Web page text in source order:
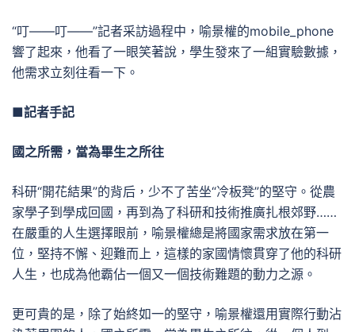
“叮——叮——”記者采訪過程中，喻景權的mobile_phone
響了起來，他看了一眼笑著說，學生發來了一組實驗數據，
他需求立刻往看一下。
■記者手記
國之所需，當為畢生之所往
科研“開花結果”的背后，少不了苦坐“冷板凳”的堅守。從農
家學子到學成回國，再到為了科研和技術推廣扎根郊野……
在嚴重的人生選擇眼前，喻景權總是將國家需求放在第一
位，堅持不懈、迎難而上，這樣的家國情懷貫穿了他的科研
人生，也成為他霸佔一個又一個技術難題的動力之源。
更可貴的是，除了始終如一的堅守，喻景權還用實際行動沾